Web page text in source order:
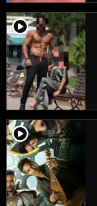
player2
player2